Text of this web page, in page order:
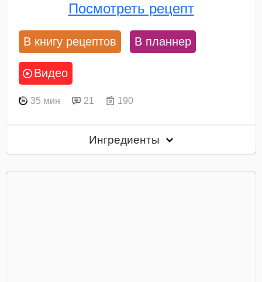
Посмотреть рецепт
В книгу рецептов В планнер
Видео
35 мин 21 190
Ингредиенты